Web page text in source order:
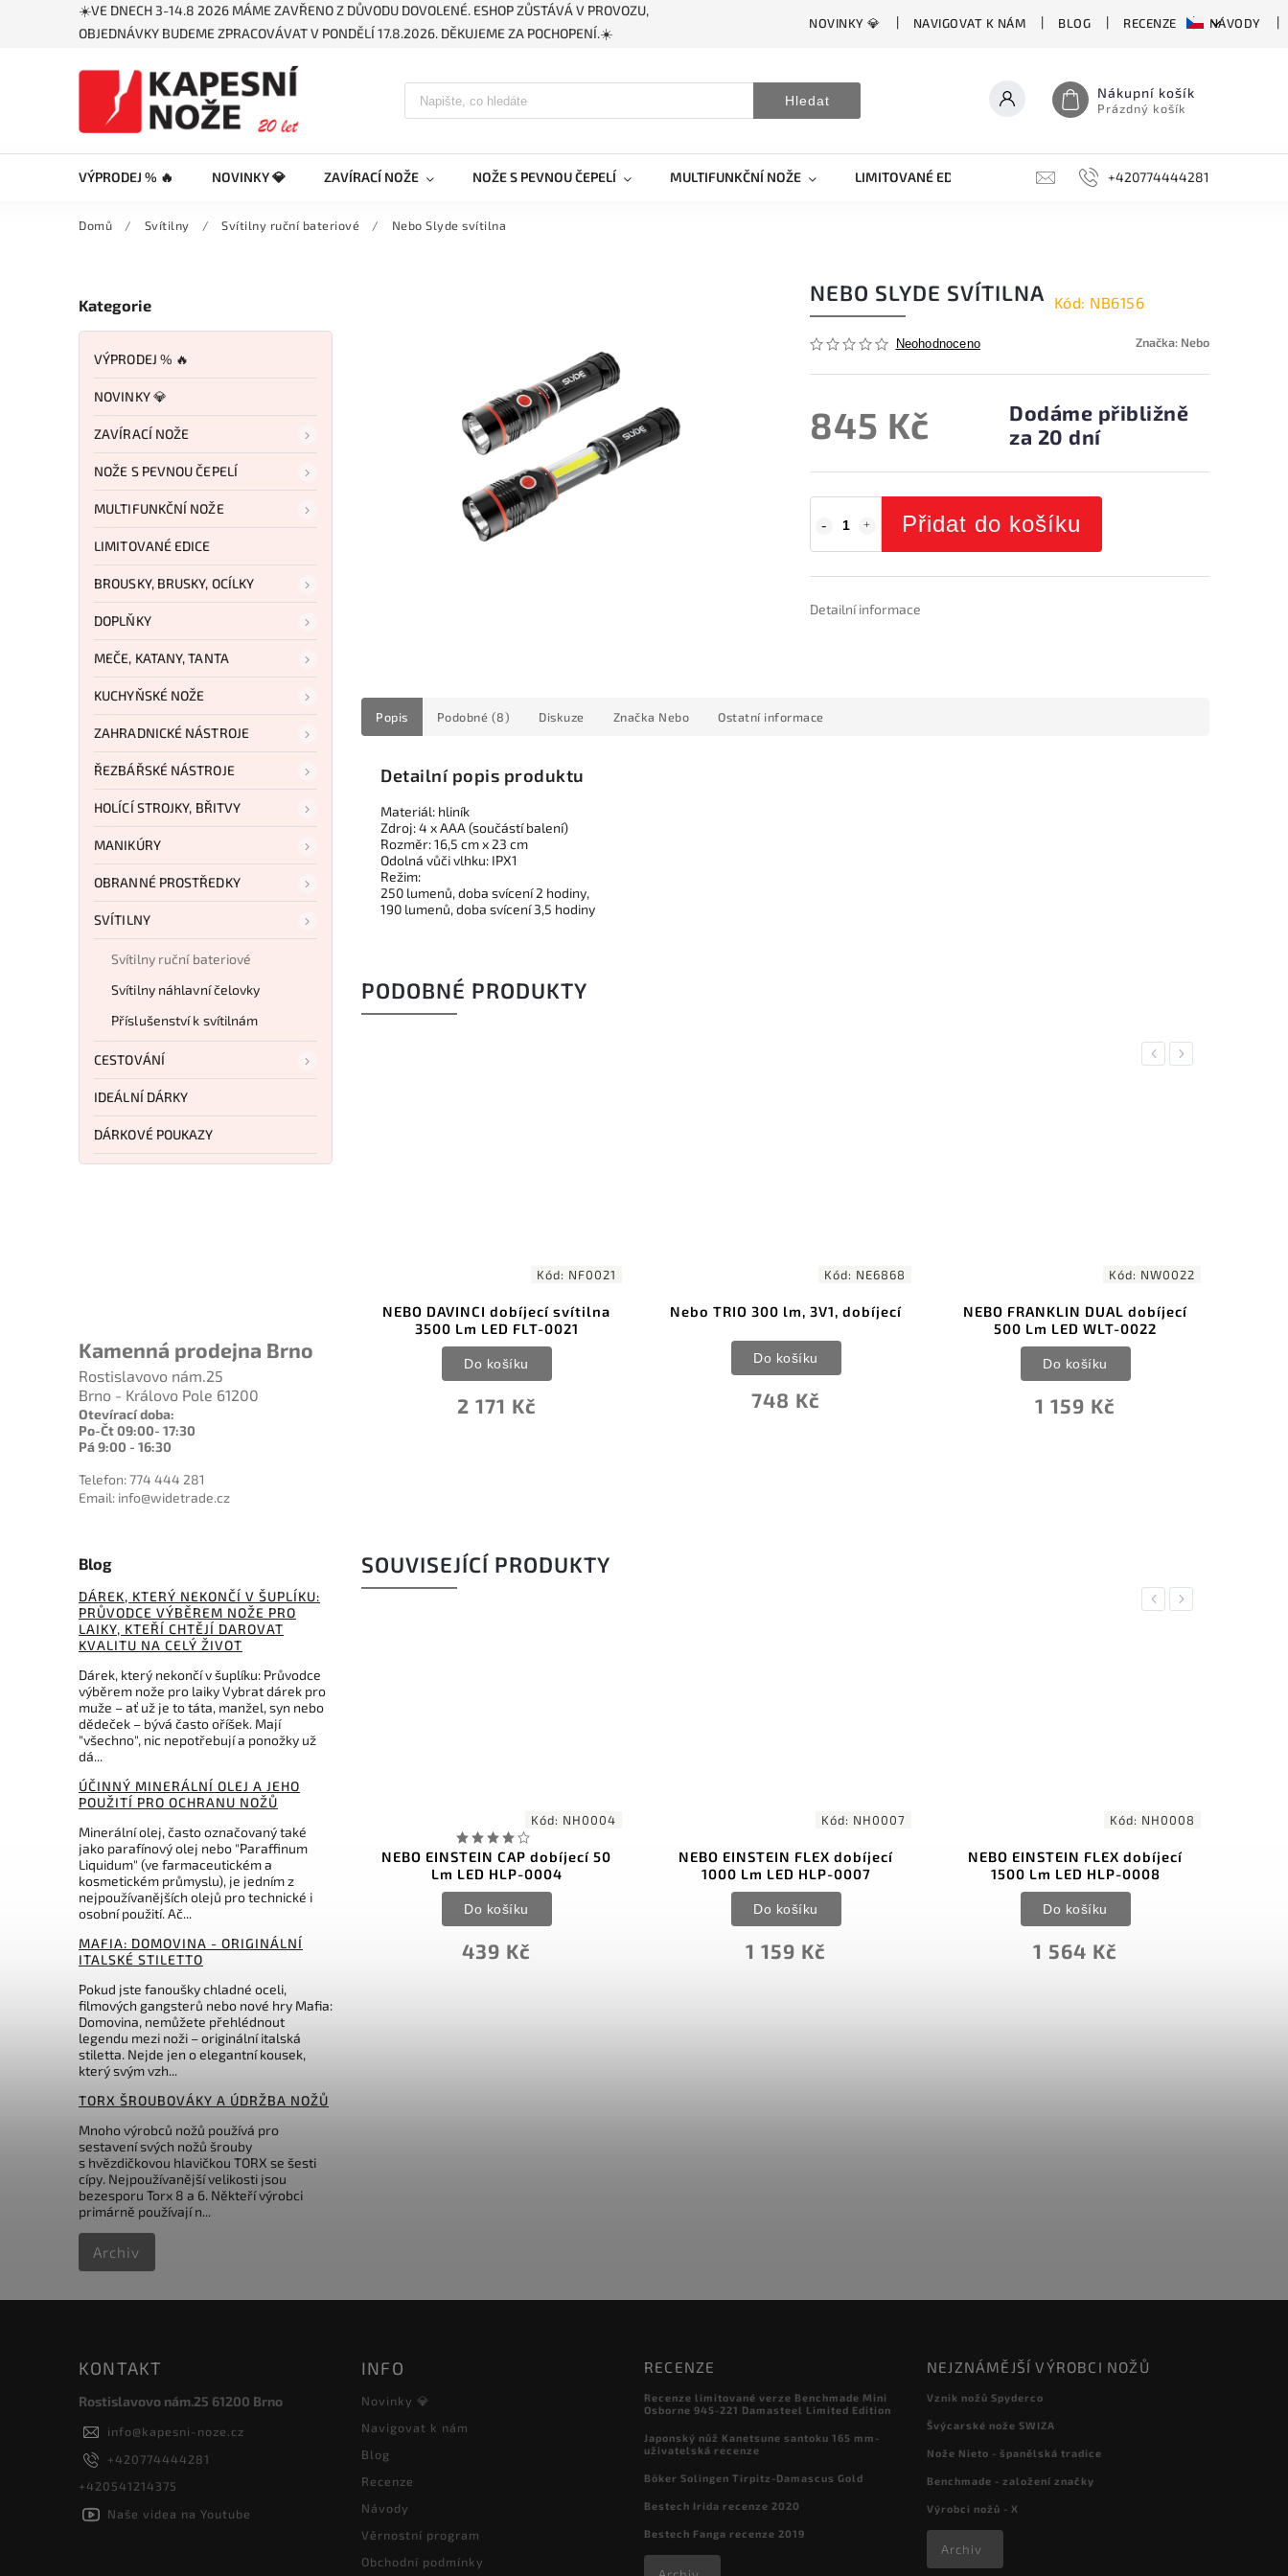
☀️VE DNECH 3-14.8 2026 MÁME ZAVŘENO Z DŮVODU DOVOLENÉ. ESHOP ZŮSTÁVÁ V PROVOZU,
OBJEDNÁVKY BUDEME ZPRACOVÁVAT V PONDĚLÍ 17.8.2026. DĚKUJEME ZA POCHOPENÍ.☀️
NOVINKY 💎 NAVIGOVAT K NÁM BLOG RECENZE NÁVODY
Hledat Nákupní košík
Prázdný košík
VÝPRODEJ % 🔥 NOVINKY 💎 ZAVÍRACÍ NOŽE NOŽE S PEVNOU ČEPELÍ MULTIFUNKČNÍ NOŽE LIMITOVANÉ EDICE BROUSKY, BRUSKY, OCÍLKY
+420774444281
Domů / Svítilny / Svítilny ruční bateriové / Nebo Slyde svítilna
Kategorie
VÝPRODEJ % 🔥
NOVINKY 💎
ZAVÍRACÍ NOŽE
NOŽE S PEVNOU ČEPELÍ
MULTIFUNKČNÍ NOŽE
LIMITOVANÉ EDICE
BROUSKY, BRUSKY, OCÍLKY
DOPLŇKY
MEČE, KATANY, TANTA
KUCHYŇSKÉ NOŽE
ZAHRADNICKÉ NÁSTROJE
ŘEZBÁŘSKÉ NÁSTROJE
HOLÍCÍ STROJKY, BŘITVY
MANIKÚRY
OBRANNÉ PROSTŘEDKY
SVÍTILNY
Svítilny ruční bateriové
Svítilny náhlavní čelovky
Příslušenství k svítilnám
CESTOVÁNÍ
IDEÁLNÍ DÁRKY
DÁRKOVÉ POUKAZY
Kamenná prodejna Brno
Rostislavovo nám.25
Brno - Královo Pole 61200
Otevírací doba:
Po-Čt 09:00- 17:30
Pá 9:00 - 16:30
Telefon: 774 444 281
Email: info@widetrade.cz
Blog
DÁREK, KTERÝ NEKONČÍ V ŠUPLÍKU:
PRŮVODCE VÝBĚREM NOŽE PRO
LAIKY, KTEŘÍ CHTĚJÍ DAROVAT
KVALITU NA CELÝ ŽIVOT
Dárek, který nekončí v šuplíku: Průvodce
výběrem nože pro laiky Vybrat dárek pro
muže – ať už je to táta, manžel, syn nebo
dědeček – bývá často oříšek. Mají
"všechno", nic nepotřebují a ponožky už
dá...
ÚČINNÝ MINERÁLNÍ OLEJ A JEHO
POUŽITÍ PRO OCHRANU NOŽŮ
Minerální olej, často označovaný také
jako parafínový olej nebo "Paraffinum
Liquidum" (ve farmaceutickém a
kosmetickém průmyslu), je jedním z
nejpoužívanějších olejů pro technické i
osobní použití. Ač...
MAFIA: DOMOVINA - ORIGINÁLNÍ
ITALSKÉ STILETTO
Pokud jste fanoušky chladné oceli,
filmových gangsterů nebo nové hry Mafia:
Domovina, nemůžete přehlédnout
legendu mezi noži – originální italská
stiletta. Nejde jen o elegantní kousek,
který svým vzh...
TORX ŠROUBOVÁKY A ÚDRŽBA NOŽŮ
Mnoho výrobců nožů používá pro
sestavení svých nožů šrouby
s hvězdičkovou hlavičkou TORX se šesti
cípy. Nejpoužívanější velikosti jsou
bezesporu Torx 8 a 6. Někteří výrobci
primárně používají n...
Archiv
NEBO SLYDE SVÍTILNA Kód: NB6156
Neohodnoceno Značka: Nebo
845 Kč
Dodáme přibližně
za 20 dní
Přidat do košíku
Detailní informace
Popis Podobné (8) Diskuze Značka Nebo Ostatní informace
Detailní popis produktu
Materiál: hliník
Zdroj: 4 x AAA (součástí balení)
Rozměr: 16,5 cm x 23 cm
Odolná vůči vlhku: IPX1
Režim:
250 lumenů, doba svícení 2 hodiny,
190 lumenů, doba svícení 3,5 hodiny
PODOBNÉ PRODUKTY
Previous
WLT-0024
1 159 Kč
Do košíku
Kód: NF0021
NEBO DAVINCI dobíjecí svítilna
3500 Lm LED FLT-0021
2 171 Kč
Do košíku
Kód: NE6868
Nebo TRIO 300 lm, 3V1, dobíjecí
748 Kč
Do košíku
Kód: NW0022
NEBO FRANKLIN DUAL dobíjecí
500 Lm LED WLT-0022
1 159 Kč
Do košíku
Next
SOUVISEJÍCÍ PRODUKTY
Previous
Čelovka Nebo Headlamp 150
lm
385 Kč
Do košíku
Kód: NH0004
NEBO EINSTEIN CAP dobíjecí 50
Lm LED HLP-0004
439 Kč
Do košíku
Kód: NH0007
NEBO EINSTEIN FLEX dobíjecí
1000 Lm LED HLP-0007
1 159 Kč
Do košíku
Kód: NH0008
NEBO EINSTEIN FLEX dobíjecí
1500 Lm LED HLP-0008
1 564 Kč
Do košíku
Next
KONTAKT
Rostislavovo nám.25 61200 Brno
info@kapesni-noze.cz
+420774444281
+420541214375
Naše videa na Youtube
INFO
Novinky 💎
Navigovat k nám
Blog
Recenze
Návody
Věrnostní program
Obchodní podmínky
RECENZE
Recenze limitované verze Benchmade Mini
Osborne 945-221 Damasteel Limited Edition
Japonský nůž Kanetsune santoku 165 mm-
uživatelská recenze
Böker Solingen Tirpitz-Damascus Gold
Bestech Irida recenze 2020
Bestech Fanga recenze 2019
NEJZNÁMĚJŠÍ VÝROBCI NOŽŮ
Vznik nožů Spyderco
Švýcarské nože SWIZA
Nože Nieto - španělská tradice
Benchmade - založení značky
Výrobci nožů - X
Archiv